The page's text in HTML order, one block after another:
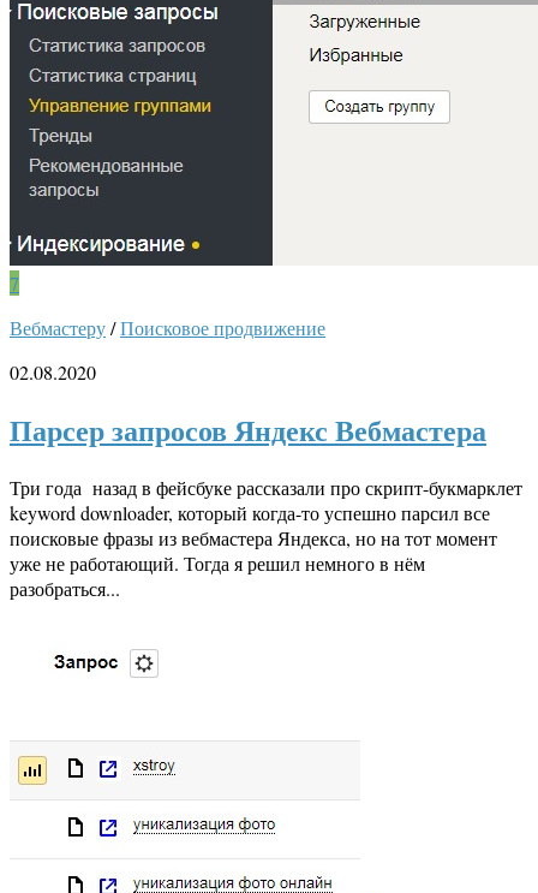
7
Вебмастеру/Поисковое продвижение
02.08.2020
Парсер запросов Яндекс Вебмастера
Три года назад в фейсбуке рассказали про скрипт-букмарклет
keyword downloader, который когда-то успешно парсил все
поисковые фразы из вебмастера Яндекса, но на тот момент
уже не работающий. Тогда я решил немного в нём
разобраться...